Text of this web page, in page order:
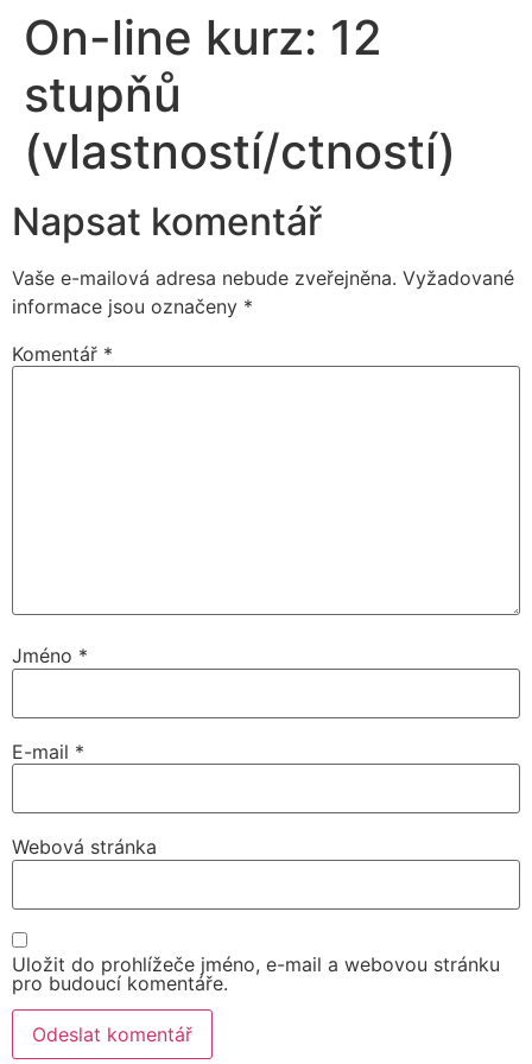
On-line kurz: 12
stupňů
(vlastností/ctností)
Napsat komentář
Vaše e-mailová adresa nebude zveřejněna. Vyžadované
informace jsou označeny *
Komentář *
Jméno *
E-mail *
Webová stránka
Uložit do prohlížeče jméno, e-mail a webovou stránku
pro budoucí komentáře.